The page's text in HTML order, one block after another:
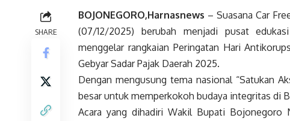
SHARE
BOJONEGORO,Harnasnews – Suasana Car
(07/12/2025) berubah menjadi pusat
menggelar rangkaian Peringatan Hari
Gebyar Sadar Pajak Daerah 2025.
Dengan mengusung tema nasional “Satukan
besar untuk memperkokoh budaya integritas di
Acara yang dihadiri Wakil Bupati Bojonegoro